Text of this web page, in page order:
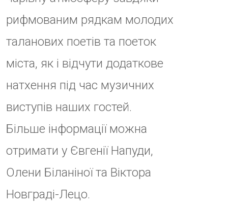
– спільна творча ініціатива
команди ТатоНub та
УжМолРади, яка реалізовується
за підтримки Закарпатської
обласної універсальної наукової
метою створення додаткових
умов для підтримки розвитку
потенціалу творчої молоді
Ужгорода та збільшення їх
участі в процесах прийняття